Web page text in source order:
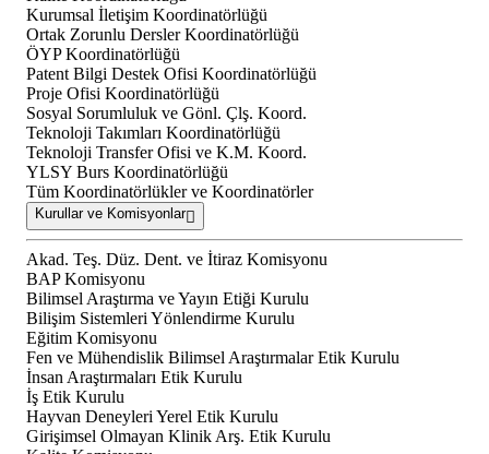
Kurumsal İletişim Koordinatörlüğü
Ortak Zorunlu Dersler Koordinatörlüğü
ÖYP Koordinatörlüğü
Patent Bilgi Destek Ofisi Koordinatörlüğü
Proje Ofisi Koordinatörlüğü
Sosyal Sorumluluk ve Gönl. Çlş. Koord.
Teknoloji Takımları Koordinatörlüğü
Teknoloji Transfer Ofisi ve K.M. Koord.
YLSY Burs Koordinatörlüğü
Tüm Koordinatörlükler ve Koordinatörler
Kurullar ve Komisyonlar
Akad. Teş. Düz. Dent. ve İtiraz Komisyonu
BAP Komisyonu
Bilimsel Araştırma ve Yayın Etiği Kurulu
Bilişim Sistemleri Yönlendirme Kurulu
Eğitim Komisyonu
Fen ve Mühendislik Bilimsel Araştırmalar Etik Kurulu
İnsan Araştırmaları Etik Kurulu
İş Etik Kurulu
Hayvan Deneyleri Yerel Etik Kurulu
Girişimsel Olmayan Klinik Arş. Etik Kurulu